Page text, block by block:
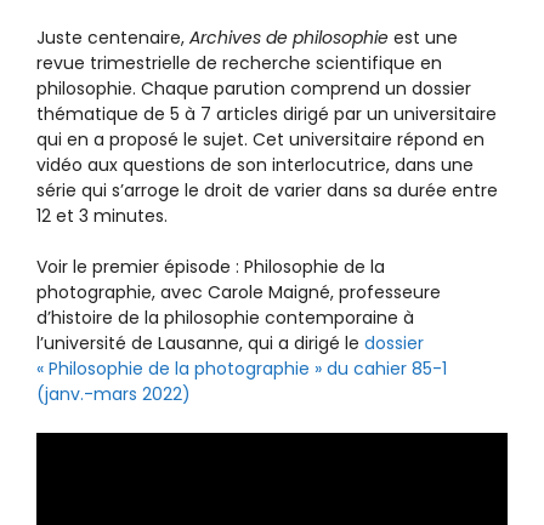
Juste centenaire, Archives de philosophie est une
revue trimestrielle de recherche scientifique en
philosophie. Chaque parution comprend un dossier
thématique de 5 à 7 articles dirigé par un universitaire
qui en a proposé le sujet. Cet universitaire répond en
vidéo aux questions de son interlocutrice, dans une
série qui s’arroge le droit de varier dans sa durée entre
12 et 3 minutes.
Voir le premier épisode : Philosophie de la
photographie, avec Carole Maigné, professeure
d’histoire de la philosophie contemporaine à
l’université de Lausanne, qui a dirigé le dossier
« Philosophie de la photographie » du cahier 85-1
(janv.-mars 2022)